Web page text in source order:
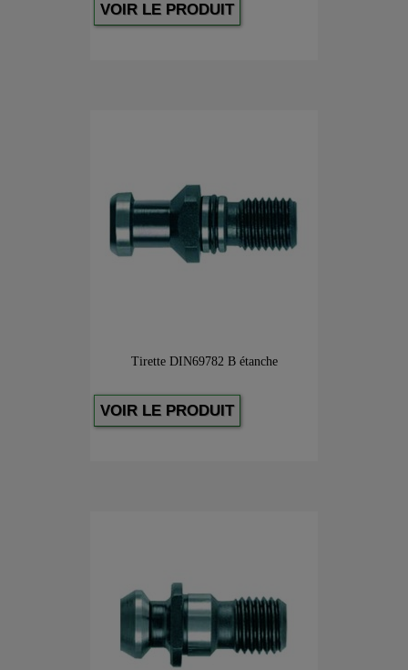
VOIR LE PRODUIT
Tirette DIN69782 B étanche
VOIR LE PRODUIT